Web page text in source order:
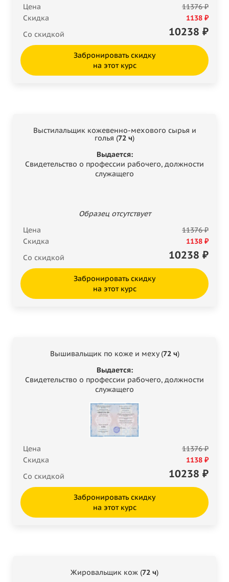
Цена
11376 ₽
Скидка
1138 ₽
Со скидкой
10238 ₽
Забронировать скидку
на этот курс
Выстилальщик кожевенно-мехового сырья и
голья (72 ч)
Выдается:
Свидетельство о профессии рабочего, должности
служащего
Образец отсутствует
Цена
11376 ₽
Скидка
1138 ₽
Со скидкой
10238 ₽
Забронировать скидку
на этот курс
Вышивальщик по коже и меху (72 ч)
Выдается:
Свидетельство о профессии рабочего, должности
служащего
Цена
11376 ₽
Скидка
1138 ₽
Со скидкой
10238 ₽
Забронировать скидку
на этот курс
Жировальщик кож (72 ч)